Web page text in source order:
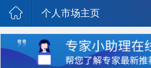
个人市场主页